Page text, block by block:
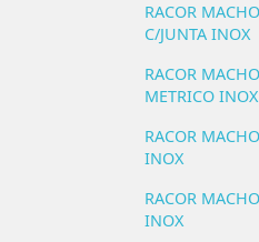
RACOR
C/JUNTA INOX
RACOR
METRICO INOX
RACOR
INOX
RACOR
INOX